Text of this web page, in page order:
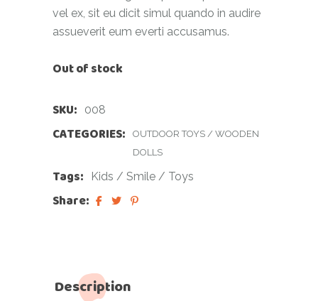
vel ex, sit eu dicit simul quando in audire
assueverit eum everti accusamus.
Out of stock
SKU: 008
CATEGORIES: OUTDOOR TOYS / WOODEN
DOLLS
Tags: Kids / Smile / Toys
Share:
Description